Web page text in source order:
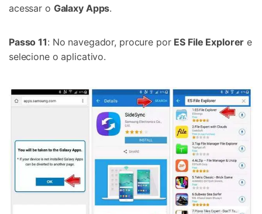
acessar o Galaxy Apps.
Passo 11: No navegador, procure por ES File Explorer e
selecione o aplicativo.